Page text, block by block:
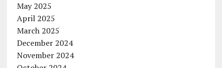
May 2025
April 2025
March 2025
December 2024
November 2024